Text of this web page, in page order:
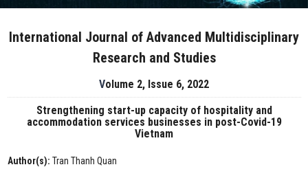
International Journal of Advanced Multidisciplinary
Research and Studies
Volume 2, Issue 6, 2022
Strengthening start-up capacity of hospitality and
accommodation services businesses in post-Covid-19
Vietnam
Author(s): Tran Thanh Quan